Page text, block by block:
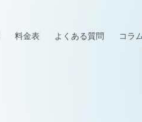
料金表 よくある質問 コラ